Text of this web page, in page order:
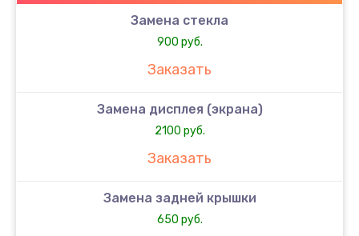
Замена стекла
900 руб.
Заказать
Замена дисплея (экрана)
2100 руб.
Заказать
Замена задней крышки
650 руб.